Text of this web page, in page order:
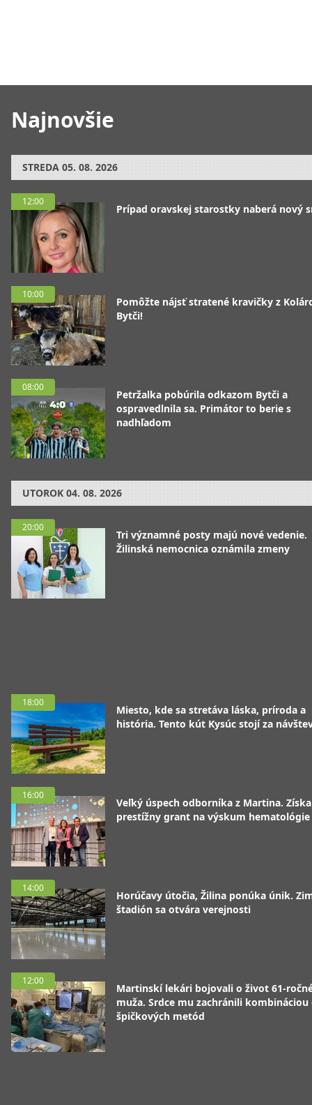
Najnovšie
STREDA 05. 08. 2026
12:00
Prípad oravskej starostky naberá nový
10:00
Pomôžte nájsť stratené kravičky z
Bytči!
08:00
Petržalka pobúrila odkazom Bytči a
ospravedlnila sa. Primátor to berie s
nadhľadom
UTOROK 04. 08. 2026
20:00
Tri významné posty majú nové vedenie.
Žilinská nemocnica oznámila zmeny
18:00
Miesto, kde sa stretáva láska, príroda a
história. Tento kút Kysúc stojí za
16:00
Veľký úspech odborníka z Martina.
prestížny grant na výskum hematológie
14:00
Horúčavy útočia, Žilina ponúka únik.
štadión sa otvára verejnosti
12:00
Martinskí lekári bojovali o život 61-
muža. Srdce mu zachránili kombináciou
špičkových metód